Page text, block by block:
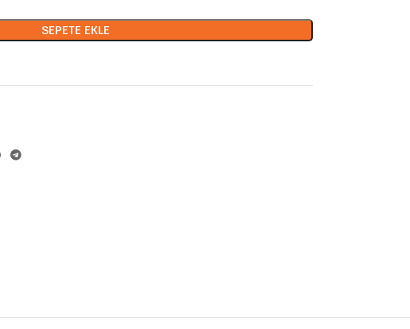
SEPETE EKLE